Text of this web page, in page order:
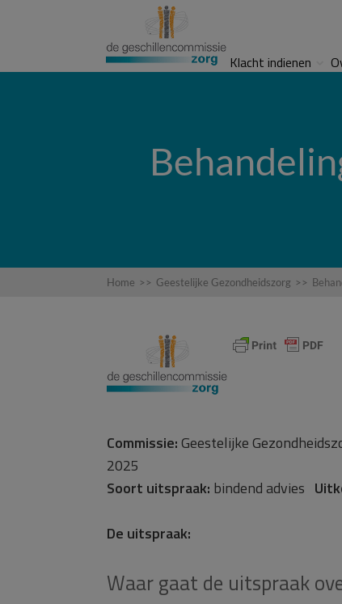
Klacht indienen
Home >> Geestelijke Gezondheidszorg >>
Commissie:Geestelijke
2025
Soort uitspraak: bindend advies
De uitspraak:
Waar gaat de uitspraak